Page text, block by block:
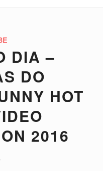
DIA –
DO
HOT
2016